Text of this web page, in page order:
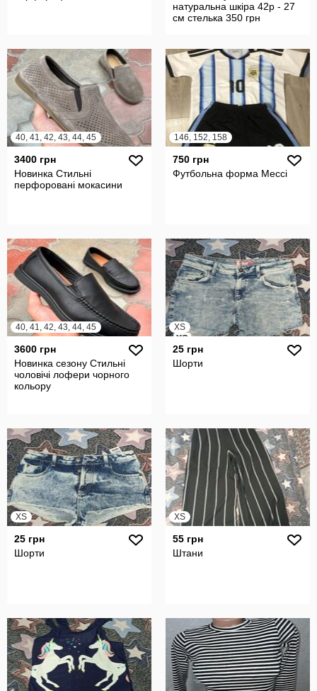
натуральна шкіра 42р - 27
см стелька 350 грн
40, 41, 42, 43, 44, 45
3400 грн
Новинка Стильні
перфоровані мокасини
146, 152, 158
750 грн
Футбольна форма Мессі
40, 41, 42, 43, 44, 45
3600 грн
Новинка сезону Стильні
чоловічі лофери чорного
кольору
XS
25 грн
Шорти
XS
25 грн
Шорти
XS
55 грн
Штани